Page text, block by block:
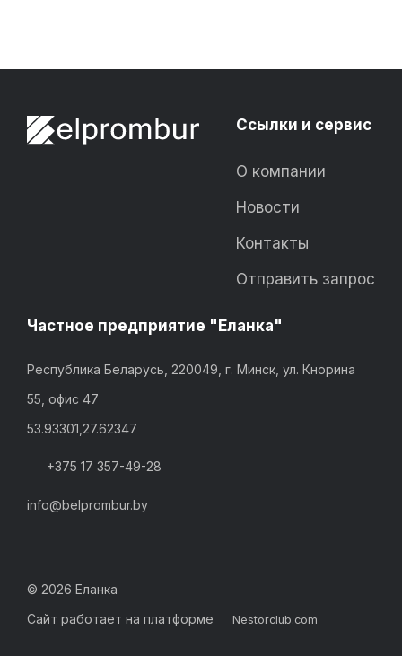
Ссылки и сервис
О компании
Новости
Контакты
Отправить запрос
Частное предприятие "Еланка"
Республика Беларусь, 220049, г. Минск, ул. Кнорина
55, офис 47
53.93301,27.62347
+375 17 357-49-28
info@belprombur.by
© 2026 Еланка
Сайт работает на платформе
Nestorclub.com